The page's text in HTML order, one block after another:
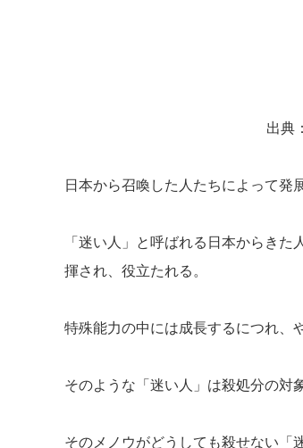
出典
日本から召喚した人たちによって発
「迷い人」と呼ばれる日本からき
揮され、役立たれる。
特殊能力の中には成長するにつれ、
そのような「迷い人」は殺処分の対
そのメノウがどうしても殺せない「